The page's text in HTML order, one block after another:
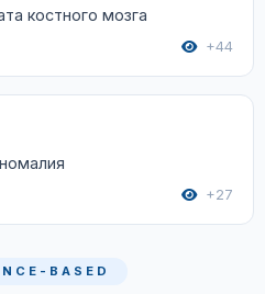
костного мозга
+44
+27
BASED